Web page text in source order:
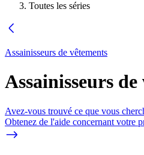
Toutes les séries
Assainisseurs de vêtements
Assainisseurs de
Avez-vous trouvé ce que vous
Obtenez de l'aide concernant votre